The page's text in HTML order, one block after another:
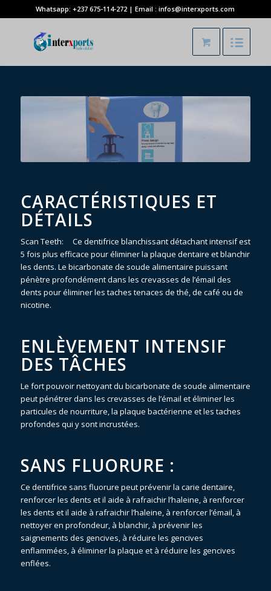
Whatsapp: +237 675-114-272 | Email : infos@interxports.com
CARACTÉRISTIQUES ET
DÉTAILS
Scan Teeth: Ce dentifrice blanchissant détachant intensif est
5 fois plus efficace pour éliminer la plaque dentaire et blanchir
les dents. Le bicarbonate de soude alimentaire puissant
pénètre profondément dans les crevasses de l’émail des
dents pour éliminer les taches tenaces de thé, de café ou de
nicotine.
ENLÈVEMENT INTENSIF
DES TÂCHES
Le fort pouvoir nettoyant du bicarbonate de soude alimentaire
peut pénétrer dans les crevasses de l’émail et éliminer les
particules de nourriture, la plaque bactérienne et les taches
profondes qui y sont incrustées.
SANS FLUORURE :
Ce dentifrice sans fluorure peut prévenir la carie dentaire,
renforcer les dents et il aide à rafraichir l’haleine, à renforcer
les dents et il aide à rafraichir l’haleine, à renforcer l’émail, à
nettoyer en profondeur, à blanchir, à prévenir les
saignements des gencives, à réduire les gencives
enflammées, à éliminer la plaque et à réduire les gencives
enflées.